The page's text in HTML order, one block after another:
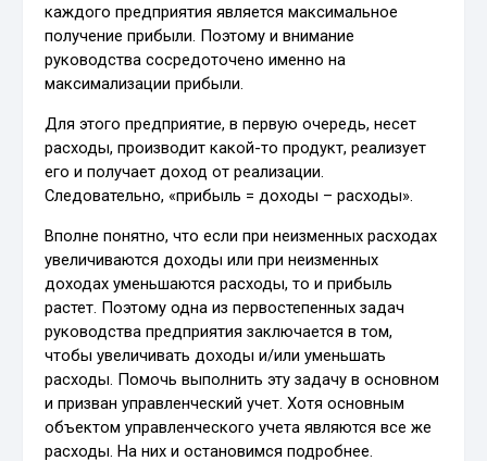
каждого предприятия является максимальное
получение прибыли. Поэтому и внимание
руководства сосредоточено именно на
максимализации прибыли.
Для этого предприятие, в первую очередь, несет
расходы, производит какой-то продукт, реализует
его и получает доход от реализации.
Следовательно, «прибыль = доходы – расходы».
Вполне понятно, что если при неизменных расходах
увеличиваются доходы или при неизменных
доходах уменьшаются расходы, то и прибыль
растет. Поэтому одна из первостепенных задач
руководства предприятия заключается в том,
чтобы увеличивать доходы и/или уменьшать
расходы. Помочь выполнить эту задачу в основном
и призван управленческий учет. Хотя основным
объектом управленческого учета являются все же
расходы. На них и остановимся подробнее.